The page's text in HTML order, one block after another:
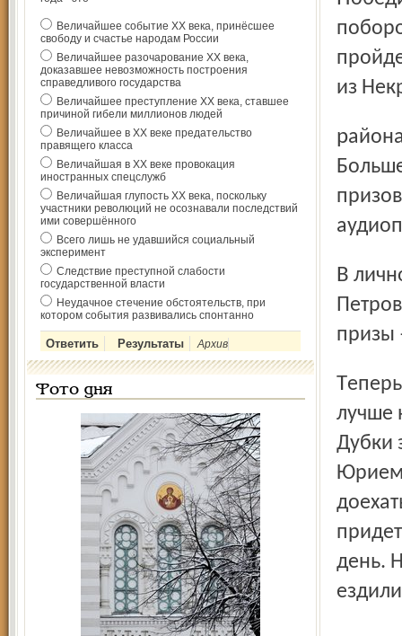
Величайшее событие ХХ века, принёсшее
свободу и счастье народам России
Величайшее разочарование ХХ века,
доказавшее невозможность построения
справедливого государства
Величайшее преступление ХХ века, ставшее
причиной гибели миллионов людей
Величайшее в ХХ веке предательство
правящего класса
Величайшая в ХХ веке провокация
иностранных спецслужб
Величайшая глупость ХХ века, поскольку
участники революций не осознавали последствий
ими совершённого
Всего лишь не удавшийся социальный
эксперимент
Следствие преступной слабости
государственной власти
Неудачное стечение обстоятельств, при
котором события развивались спонтанно
Архив
Фото дня
из
района, третье место досталось команде из
В личном зачете первыми стали Катя Екимова и Дима
призы
Теперь ребята знают правила дорожного движения
лучше
Дубки
Юрием
день.